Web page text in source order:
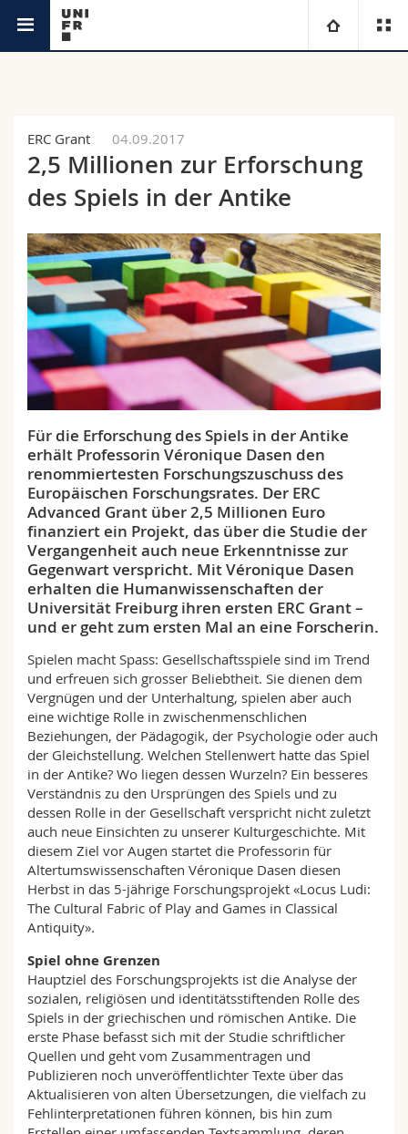
Campus
Universität
Weiterbildung
Theologische Fak.
Wirtschafts- und Sozialwissenschaftliche Fak.
Philosophische Fak.
Fak. für Erziehungs- und Bildungswissenschaften
Interfakultär
Informationen für
Studierende
Medien
Forschende
Doktorierende
Personenverzeichnis
Ortsplan
Bibliotheken
Vorlesungsverzeichnis
MyUnifr
ERC Grant 04.09.2017
2,5 Millionen zur Erforschung
des Spiels in der Antike
Für die Erforschung des Spiels in der Antike
erhält Professorin Véronique Dasen den
renommiertesten Forschungszuschuss des
Europäischen Forschungsrates. Der ERC
Advanced Grant über 2,5 Millionen Euro
finanziert ein Projekt, das über die Studie der
Vergangenheit auch neue Erkenntnisse zur
Gegenwart verspricht. Mit Véronique Dasen
erhalten die Humanwissenschaften der
Universität Freiburg ihren ersten ERC Grant –
und er geht zum ersten Mal an eine Forscherin.
Spielen macht Spass: Gesellschaftsspiele sind im Trend
und erfreuen sich grosser Beliebtheit. Sie dienen dem
Vergnügen und der Unterhaltung, spielen aber auch
eine wichtige Rolle in zwischenmenschlichen
Beziehungen, der Pädagogik, der Psychologie oder auch
der Gleichstellung. Welchen Stellenwert hatte das Spiel
in der Antike? Wo liegen dessen Wurzeln? Ein besseres
Verständnis zu den Ursprüngen des Spiels und zu
dessen Rolle in der Gesellschaft verspricht nicht zuletzt
auch neue Einsichten zu unserer Kulturgeschichte. Mit
diesem Ziel vor Augen startet die Professorin für
Altertumswissenschaften Véronique Dasen diesen
Herbst in das 5-jährige Forschungsprojekt «Locus Ludi:
The Cultural Fabric of Play and Games in Classical
Antiquity».
Spiel ohne Grenzen
Hauptziel des Forschungsprojekts ist die Analyse der
sozialen, religiösen und identitätsstiftenden Rolle des
Spiels in der griechischen und römischen Antike. Die
erste Phase befasst sich mit der Studie schriftlicher
Quellen und geht vom Zusammentragen und
Publizieren noch unveröffentlichter Texte über das
Aktualisieren von alten Übersetzungen, die vielfach zu
Fehlinterpretationen führen können, bis hin zum